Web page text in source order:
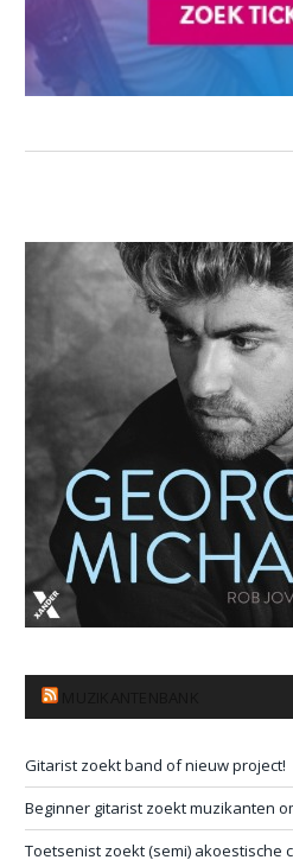
Gitarist zoekt band of nieuw project!
Beginner gitarist zoekt muzikanten
Toetsenist zoekt (semi) akoestische